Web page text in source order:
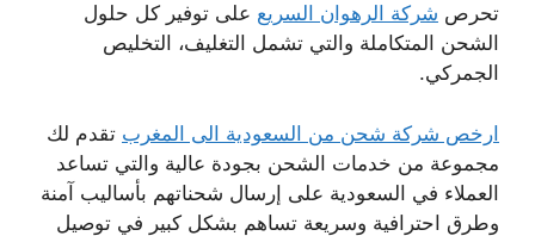
تحرص شركة الرهوان السريع على توفير كل حلول
الشحن المتكاملة والتي تشمل التغليف، التخليص
الجمركي.
ارخص شركة شحن من السعودية الى المغرب تقدم لك
مجموعة من خدمات الشحن بجودة عالية والتي تساعد
العملاء في السعودية على إرسال شحناتهم بأساليب آمنة
وطرق احترافية وسريعة تساهم بشكل كبير في توصيل